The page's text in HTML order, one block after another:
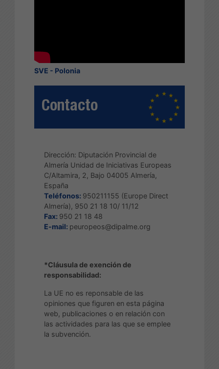
SVE - Polonia
Contacto
Dirección: Diputación Provincial de
Almería Unidad de Iniciativas Europeas
C/Altamira, 2, Bajo 04005 Almería,
España
Teléfonos: 950211155 (Europe Direct
Almería), 950 21 18 10/ 11/12
Fax: 950 21 18 48
E-mail: peuropeos@dipalme.org
*Cláusula de exención de
responsabilidad:
La UE no es reponsable de las
opiniones que figuren en esta página
web, publicaciones o en relación con
las actividades para las que se emplee
la subvención.